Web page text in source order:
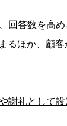
回答数を高
るほか、顧
謝礼として